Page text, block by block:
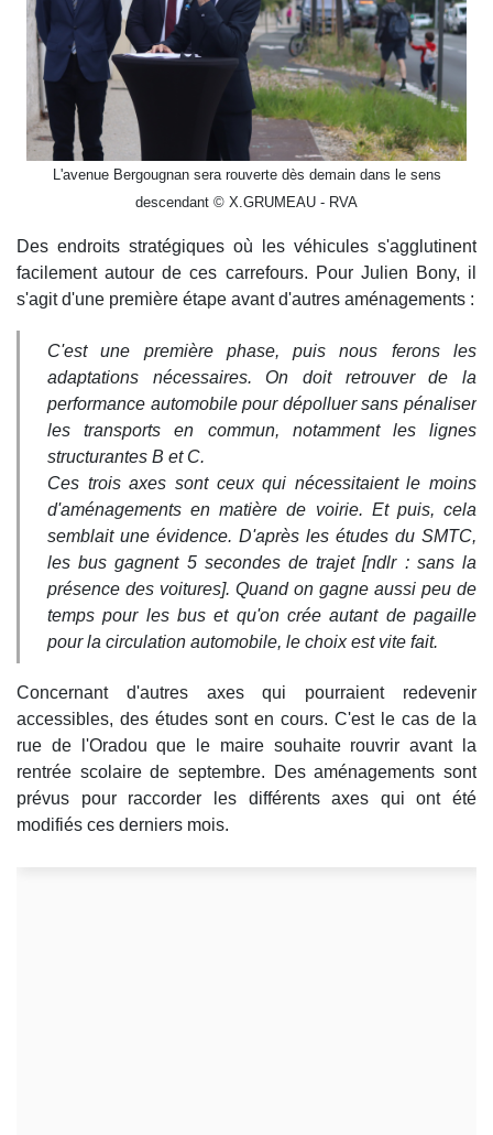
L'avenue Bergougnan sera rouverte dès demain dans le sens
descendant © X.GRUMEAU - RVA
Des endroits stratégiques où les véhicules s'agglutinent
facilement autour de ces carrefours. Pour Julien Bony, il
s'agit d'une première étape avant d'autres aménagements :
C'est une première phase, puis nous ferons les
adaptations nécessaires. On doit retrouver de la
performance automobile pour dépolluer sans pénaliser
les transports en commun, notamment les lignes
structurantes B et C.
Ces trois axes sont ceux qui nécessitaient le moins
d'aménagements en matière de voirie. Et puis, cela
semblait une évidence. D'après les études du SMTC,
les bus gagnent 5 secondes de trajet [ndlr : sans la
présence des voitures]. Quand on gagne aussi peu de
temps pour les bus et qu'on crée autant de pagaille
pour la circulation automobile, le choix est vite fait.
Concernant d'autres axes qui pourraient redevenir
accessibles, des études sont en cours. C'est le cas de la
rue de l'Oradou que le maire souhaite rouvrir avant la
rentrée scolaire de septembre. Des aménagements sont
prévus pour raccorder les différents axes qui ont été
modifiés ces derniers mois.